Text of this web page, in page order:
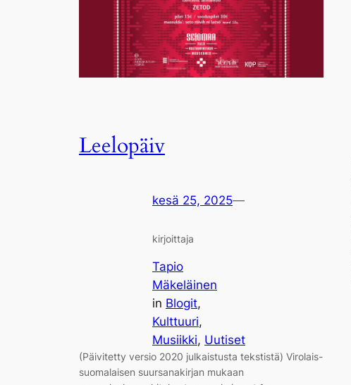
Leelopäiv
kesä 25, 2025—
kirjoittaja
Tapio
Mäkeläinen
in Blogit
Kulttuuri
Musiikki, Uutiset
(Päivitetty versio 2020 julkaistusta tekstistä) Virolais-
suomalaisen suursanakirjan mukaan